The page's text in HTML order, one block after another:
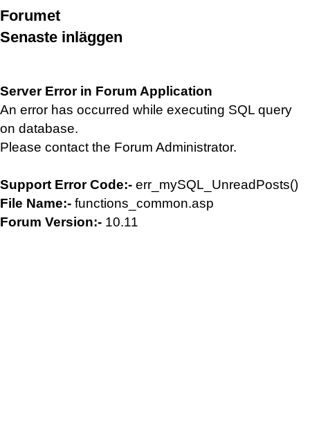
Forumet
Senaste inläggen
Server Error in Forum Application
An error has occurred while executing SQL query
on database.
Please contact the Forum Administrator.
Support Error Code:- err_mySQL_UnreadPosts()
File Name:- functions_common.asp
Forum Version:- 10.11